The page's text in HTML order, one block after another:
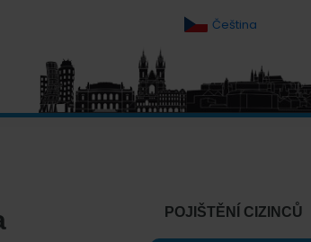
Čeština
POJIŠTĚNÍ CIZINCŮ